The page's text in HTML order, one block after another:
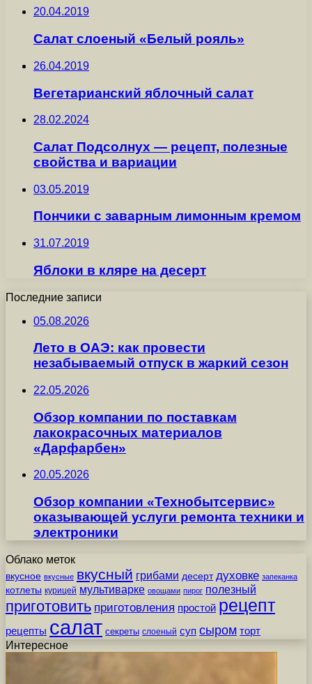
20.04.2019
Салат слоеный «Белый рояль»
26.04.2019
Вегетарианский яблочный салат
28.02.2024
Салат Подсолнух — рецепт, полезные
свойства и вариации
03.05.2019
Пончики с заварным лимонным кремом
31.07.2019
Яблоки в кляре на десерт
Последние записи
05.08.2026
Лето в ОАЭ: как провести
незабываемый отпуск в жаркий сезон
22.05.2026
Обзор компании по поставкам
лакокрасочных материалов
«Дарфарбен»
20.05.2026
Обзор компании «Технобытсервис»
оказывающей услуги ремонта техники и
электроники
Облако меток
вкусное вкусные вкусный грибами десерт духовке запеканка
котлеты курицей мультиварке овощами пирог полезный
приготовить приготовления простой рецепт
рецепты салат секреты слоеный суп сыром торт
Интересное